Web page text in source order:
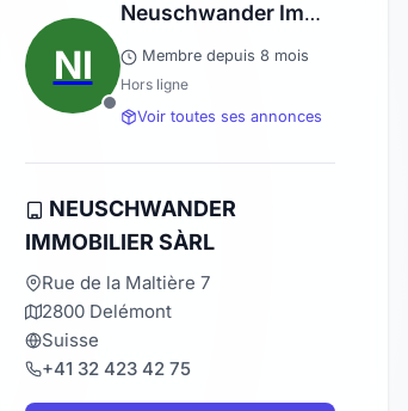
NI
Neuschwander Immobilier
Membre depuis 8 mois
Hors ligne
Voir toutes ses annonces
NEUSCHWANDER
IMMOBILIER SÀRL
Rue de la Maltière 7
2800 Delémont
Suisse
+41 32 423 42 75